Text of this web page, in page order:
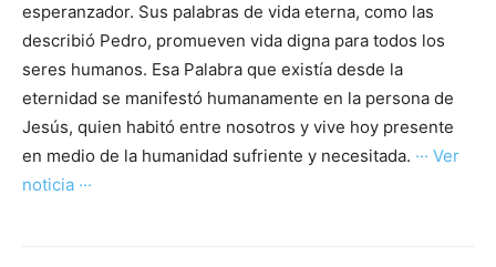
esperanzador. Sus palabras de vida eterna, como las
describió Pedro, promueven vida digna para todos los
seres humanos. Esa Palabra que existía desde la
eternidad se manifestó humanamente en la persona de
Jesús, quien habitó entre nosotros y vive hoy presente
en medio de la humanidad sufriente y necesitada. ··· Ver
noticia ···